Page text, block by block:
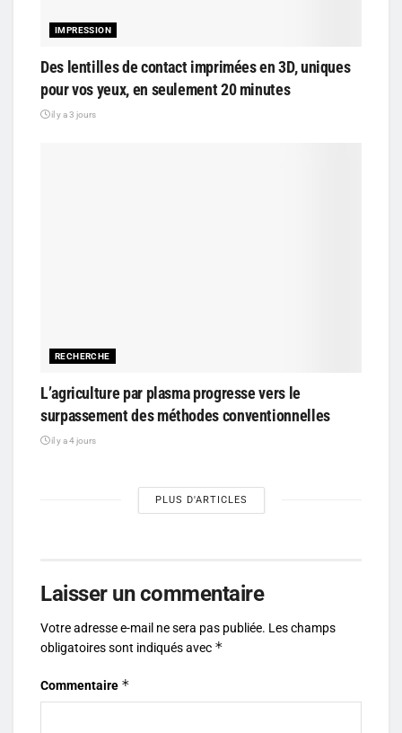
IMPRESSION
Des lentilles de contact imprimées en 3D, uniques
pour vos yeux, en seulement 20 minutes
il y a 3 jours
RECHERCHE
L’agriculture par plasma progresse vers le
surpassement des méthodes conventionnelles
il y a 4 jours
PLUS D'ARTICLES
Laisser un commentaire
Votre adresse e-mail ne sera pas publiée. Les champs
obligatoires sont indiqués avec *
Commentaire *